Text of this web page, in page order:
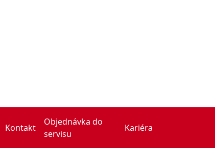
Kontakt
Objednávka do
servisu
Kariéra